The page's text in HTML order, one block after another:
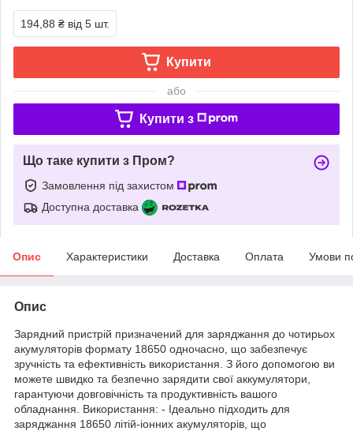
194,88 ₴ від 5 шт.
Купити
або
Купити з
Що таке купити з Пром?
Замовлення під захистом
Доступна доставка
Опис Характеристики Доставка Оплата Умови
Опис
Зарядний пристрій призначений для заряджання до чотирьох
акумуляторів формату 18650 одночасно, що забезпечує
зручність та ефективність використання. З його допомогою ви
можете швидко та безпечно зарядити свої аккумулятори,
гарантуючи довговічність та продуктивність вашого
обладнання. Використання: - Ідеально підходить для
заряджання 18650 літій-іонних акумуляторів, що